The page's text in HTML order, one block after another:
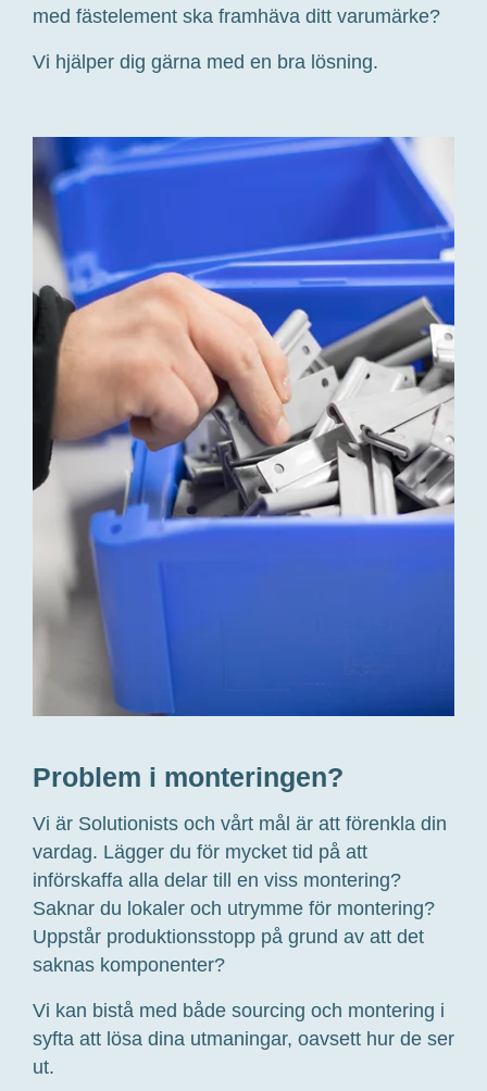
med fästelement ska framhäva ditt varumärke?
Vi hjälper dig gärna med en bra lösning.
_59A6808_midres
Problem i monteringen?
Vi är Solutionists och vårt mål är att förenkla din
vardag. Lägger du för mycket tid på att
införskaffa alla delar till en viss montering?
Saknar du lokaler och utrymme för montering?
Uppstår produktionsstopp på grund av att det
saknas komponenter?
Vi kan bistå med både sourcing och montering i
syfta att lösa dina utmaningar, oavsett hur de ser
ut.